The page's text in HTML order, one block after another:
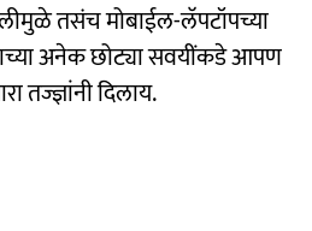
तसंच मोबाईल-लॅपटॉपच्या
अनेक छोट्या सवयींकडे आपण
तज्ज्ञांनी दिलाय.